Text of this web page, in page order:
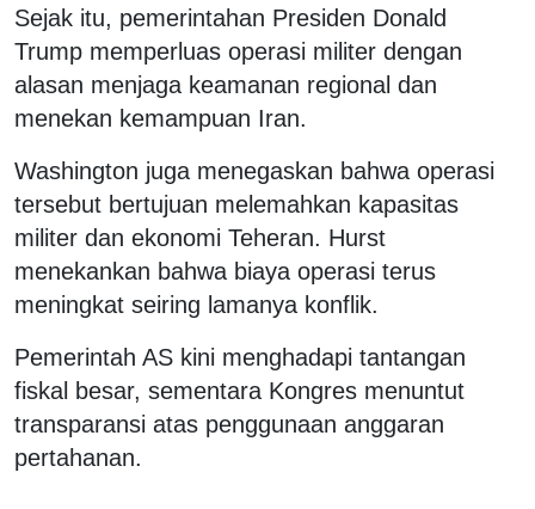
Sejak itu, pemerintahan Presiden Donald
Trump memperluas operasi militer dengan
alasan menjaga keamanan regional dan
menekan kemampuan Iran.
Washington juga menegaskan bahwa operasi
tersebut bertujuan melemahkan kapasitas
militer dan ekonomi Teheran. Hurst
menekankan bahwa biaya operasi terus
meningkat seiring lamanya konflik.
Pemerintah AS kini menghadapi tantangan
fiskal besar, sementara Kongres menuntut
transparansi atas penggunaan anggaran
pertahanan.